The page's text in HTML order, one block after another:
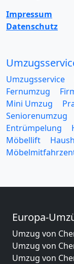
Impressum
Datenschutz
Umzugsservice
Fernumzug
Mini Umzug
Seniorenumzug
Entrümpelung
Möbellift
Europa-
Umzug von
Umzug von
Umzug von